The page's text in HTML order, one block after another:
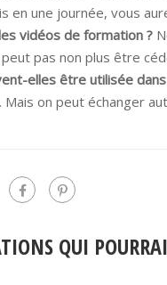
en une journée, vous
vidéos de formation ?
pas non plus être
elles être utilisée dans
Mais on peut échanger
QUI